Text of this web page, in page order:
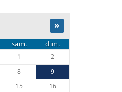
»
sam. dim.
1
2
8
9
15
16